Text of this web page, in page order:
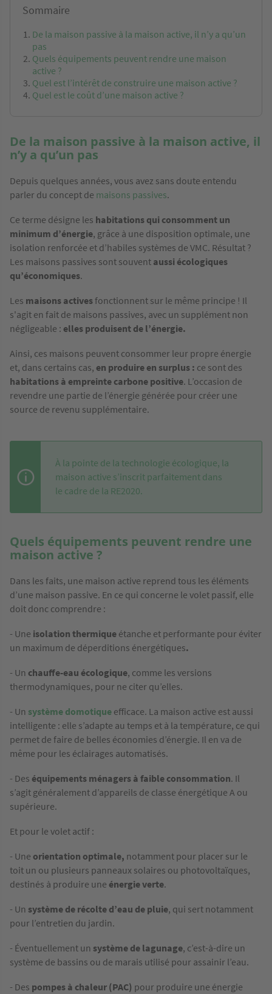
Sommaire
De la maison passive à la maison active, il n’y a qu’un
pas
Quels équipements peuvent rendre une maison
active ?
Quel est l’intérêt de construire une maison active ?
Quel est le coût d’une maison active ?
De la maison passive à la maison active, il
n’y a qu’un pas
Depuis quelques années, vous avez sans doute entendu
parler du concept de maisons passives.
Ce terme désigne les habitations qui consomment un
minimum d’énergie, grâce à une disposition optimale, une
isolation renforcée et d’habiles systèmes de VMC. Résultat ?
Les maisons passives sont souvent aussi écologiques
qu’économiques.
Les maisons activesfonctionnent sur le même principe ! Il
s'agit en fait de maisons passives, avec un supplément non
négligeable : elles produisent de l’énergie.
Ainsi, ces maisons peuvent consommer leur propre énergie
et, dans certains cas, en produire en surplus : ce sont des
habitations à empreinte carbone positive. L’occasion de
revendre une partie de l’énergie générée pour créer une
source de revenu supplémentaire.
À la pointe de la technologie écologique, la
maison active s’inscrit parfaitement dans
le cadre de la RE2020.
Quels équipements peuvent rendre une
maison active ?
Dans les faits, une maison active reprend tous les éléments
d’une maison passive. En ce qui concerne le volet passif, elle
doit donc comprendre :
- Une isolation thermique étanche et performante pour éviter
un maximum de déperditions énergétiques.
- Un chauffe-eau écologique, comme les versions
thermodynamiques, pour ne citer qu’elles.
- Un système domotique efficace. La maison active est aussi
intelligente : elle s’adapte au temps et à la température, ce qui
permet de faire de belles économies d’énergie. Il en va de
même pour les éclairages automatisés.
- Des équipements ménagers à faible consommation. Il
s’agit généralement d’appareils de classe énergétique A ou
supérieure.
Et pour le volet actif :
- Une orientation optimale, notamment pour placer sur le
toit un ou plusieurs panneaux solaires ou photovoltaïques,
destinés à produire une énergie verte.
- Un système de récolte d’eau de pluie, qui sert notamment
pour l’entretien du jardin.
- Éventuellement un système de lagunage, c’est-à-dire un
système de bassins ou de marais utilisé pour assainir l’eau.
- Des pompes à chaleur (PAC) pour produire une énergie